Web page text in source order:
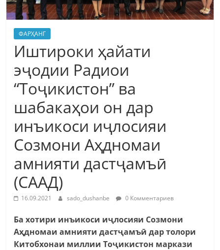
ФАРҲАНГ
Иштироки ҳайати
эҷодии Радиои
“Тоҷикистон” ва
шабакаҳои он дар
инъикоси иҷлосияи
Созмони Аҳдномаи
амнияти дастҷамъӣ
(СААД)
16.09.2021 sado_dushanbe 0 Комментариев
Ба хотири инъикоси иҷлосияи Созмони
Аҳдномаи амнияти дастҷамъӣ дар толори
Китобхонаи миллии Тоҷикистон маркази